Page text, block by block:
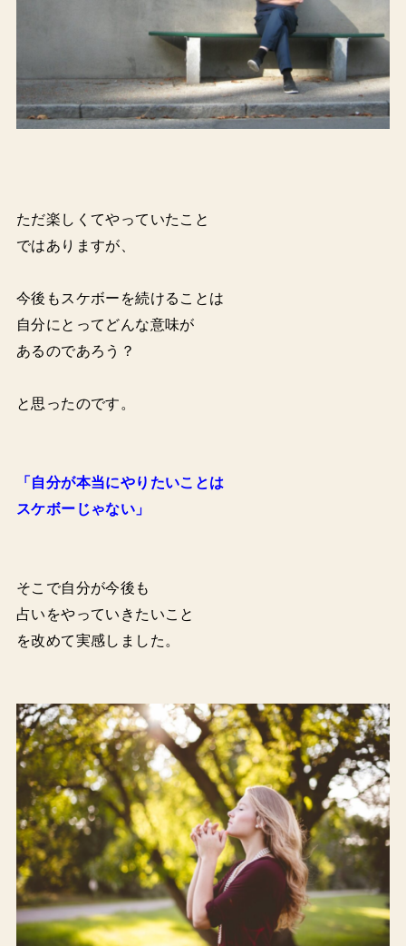
ただ楽しくてやっていたこと
ではありますが、
今後もスケボーを続けることは
自分にとってどんな意味が
あるのであろう？
と思ったのです。
「自分が本当にやりたいことは
スケボーじゃない」
そこで自分が今後も
占いをやっていきたいこと
を改めて実感しました。